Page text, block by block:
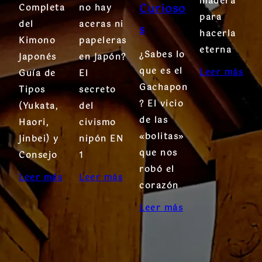
Completa
del
Kimono
Japonés
Guía de
Tipos
(Yukata,
Haori,
Jinbei) y
Consejo
Leer más
no hay
aceras ni
papeleras
en Japón?
El
secreto
del
civismo
nipón EN
1
Leer más
Curioso
s
¿Sabes lo
que es el
Gachapon
? El vicio
de las
«bolitas»
que nos
robó el
corazón
Leer más
para
hacerla
eterna
Leer más